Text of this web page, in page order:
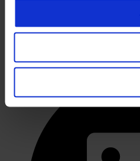
öffnet in neuem Tab